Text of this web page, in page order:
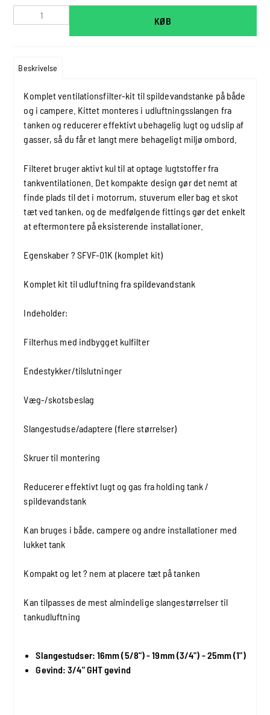
KØB
Beskrivelse
Komplet ventilationsfilter-kit til spildevandstanke på både
og i campere. Kittet monteres i udluftningsslangen fra
tanken og reducerer effektivt ubehagelig lugt og udslip af
gasser, så du får et langt mere behageligt miljø ombord.
Filteret bruger aktivt kul til at optage lugtstoffer fra
tankventilationen. Det kompakte design gør det nemt at
finde plads til det i motorrum, stuverum eller bag et skot
tæt ved tanken, og de medfølgende fittings gør det enkelt
at eftermontere på eksisterende installationer.
Egenskaber ? SFVF-01K (komplet kit)
Komplet kit til udluftning fra spildevandstank
Indeholder:
Filterhus med indbygget kulfilter
Endestykker/tilslutninger
Væg-/skotsbeslag
Slangestudse/adaptere (flere størrelser)
Skruer til montering
Reducerer effektivt lugt og gas fra holding tank /
spildevandstank
Kan bruges i både, campere og andre installationer med
lukket tank
Kompakt og let ? nem at placere tæt på tanken
Kan tilpasses de mest almindelige slangestørrelser til
tankudluftning
Slangestudser: 16mm (5/8") - 19mm (3/4") - 25mm (1")
Gevind: 3/4" GHT gevind